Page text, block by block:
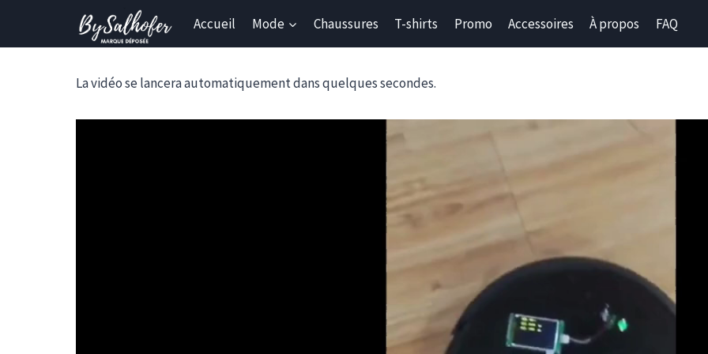
content
Accueil Mode Chaussures T-shirts Promo Accessoires À propos FAQ
La vidéo se lancera automatiquement dans quelques secondes.